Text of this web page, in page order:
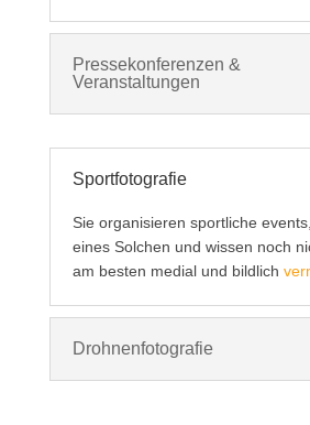
Pressekonferenzen &
Veranstaltungen
Sportfotografie
Sie organisieren sportliche
eines Solchen und wissen noch
am besten medial und bildlich
Drohnenfotografie